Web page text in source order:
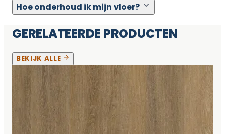
Hoe onderhoud ik mijn vloer?
GERELATEERDE PRODUCTEN
BEKIJK ALLE